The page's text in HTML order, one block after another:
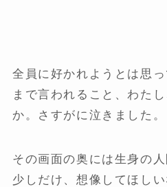
全員に好かれようとは思
まで言われること、わた
か。さすがに泣きました。
その画面の奥には生身の
少しだけ、想像してほし